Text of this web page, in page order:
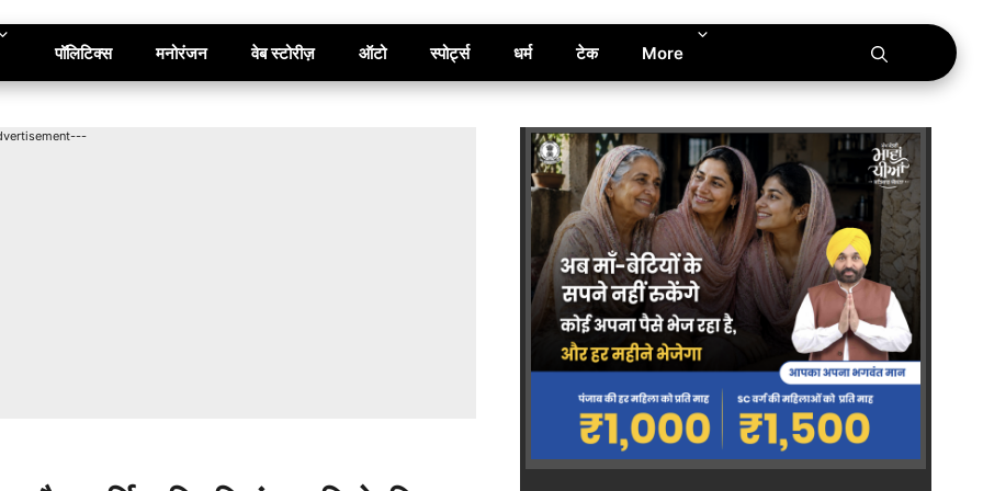
पॉलिटिक्स मनोरंजन वेब स्टोरीज़ ऑटो स्पोर्ट्स धर्म टेक More